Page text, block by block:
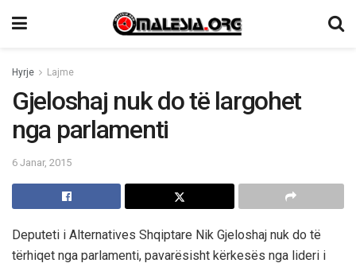
Hyrje Lajme
Gjeloshaj nuk do të largohet
nga parlamenti
6 Janar, 2015
Deputeti i Alternatives Shqiptare Nik Gjeloshaj nuk do të
tërhiqet nga parlamenti, pavarësisht kërkesës nga lideri i